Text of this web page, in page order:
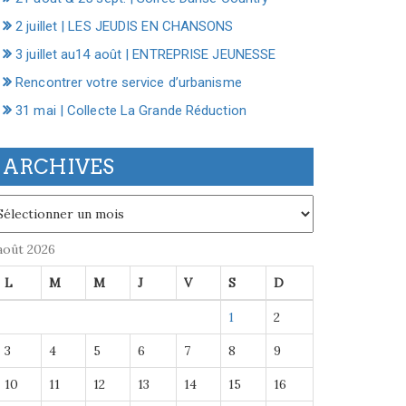
2 juillet | LES JEUDIS EN CHANSONS
3 juillet au14 août | ENTREPRISE JEUNESSE
Rencontrer votre service d’urbanisme
31 mai | Collecte La Grande Réduction
ARCHIVES
2026
L M M J V S D
1 2
3 4 5 6 7 8 9
10 11 12 13 14 15 16